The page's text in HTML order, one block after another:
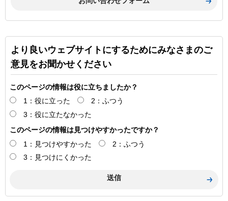
より良いウェブサイトにするためにみなさまのご
意見をお聞かせください
このページの情報は役に立ちましたか？
1：役に立った
2：ふつう
3：役に立たなかった
このページの情報は見つけやすかったですか？
1：見つけやすかった
2：ふつう
3：見つけにくかった